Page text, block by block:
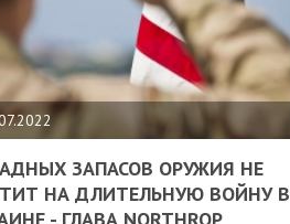
ЗАПАСОВ ОРУЖИЯ НЕ
НА ДЛИТЕЛЬНУЮ ВОЙНУ В
- ГЛАВА NORTHROP